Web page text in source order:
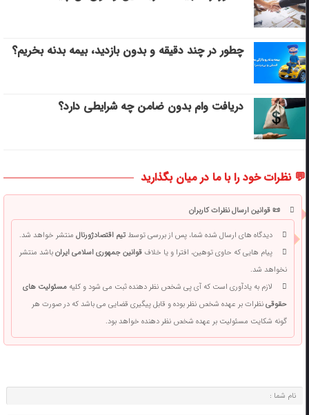
چطور در چند دقیقه و بدون بازدید، بیمه بدنه بخریم؟
دریافت وام بدون ضامن چه شرایطی دارد؟
💬 نظرات خود را با ما در میان بگذارید
📜 قوانین ارسال نظرات کاربران
دیدگاه های ارسال شده شما، پس از بررسی توسطتیم اقتصادژورنالمنتشر خواهد شد.
پیام هایی که حاوی توهین، افترا و یا خلافقوانین جمهوری اسلامی ایرانباشد منتشر
نخواهد شد.
لازم به یادآوری است که آی پی شخص نظر دهنده ثبت می شود و کلیهمسئولیت های
حقوقینظرات بر عهده شخص نظر بوده و قابل پیگیری قضایی می باشد که در صورت هر
گونه شکایت مسئولیت بر عهده شخص نظر دهنده خواهد بود.